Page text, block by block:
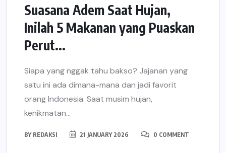
Suasana Adem Saat Hujan,
Inilah 5 Makanan yang Puaskan
Perut...
Siapa yang nggak tahu bakso? Jajanan yang
satu ini ada dimana-mana dan jadi favorit
orang Indonesia. Saat musim hujan,
kenikmatan...
BY REDAKSI 21 JANUARY 2026 0 COMMENT